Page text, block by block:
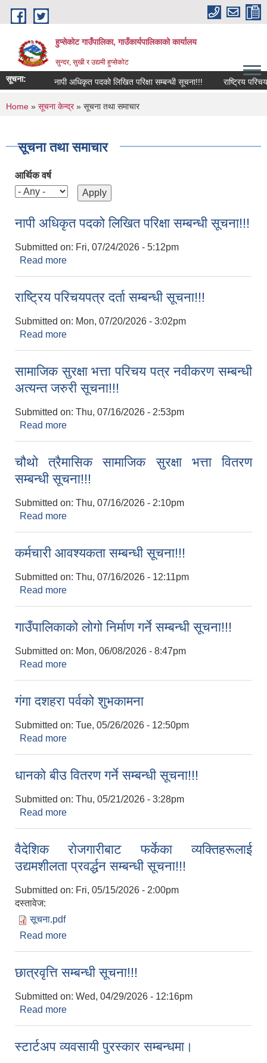
Skip to main content
हुप्सेकोट गाउँपालिका, गाउँकार्यपालिकाको कार्यालय
सुन्दर, सुखी र उद्यमी हुप्सेकोट
सूचना: नापी अधिकृत पदको लिखित परिक्षा सम्बन्धी सूचना!!! राष्‍ट्रिय परिचयपत्र
You are here
Home » सूचना केन्द्र» सूचना तथा समाचार
सूचना तथा समाचार
आर्थिक वर्ष
नापी अधिकृत पदको लिखित परिक्षा सम्बन्धी सूचना!!!
Submitted on: Fri, 07/24/2026 - 5:12pm
Read more
राष्‍ट्रिय परिचयपत्र दर्ता सम्बन्धी सूचना!!!
Submitted on: Mon, 07/20/2026 - 3:02pm
Read more
सामाजिक सुरक्षा भत्ता परिचय पत्र नवीकरण सम्बन्धी
अत्यन्त जरुरी सूचना!!!
Submitted on: Thu, 07/16/2026 - 2:53pm
Read more
चौथो त्रैमासिक सामाजिक सुरक्षा भत्ता वितरण
सम्बन्धी सूचना!!!
Submitted on: Thu, 07/16/2026 - 2:10pm
Read more
कर्मचारी आवश्‍यकता सम्बन्धी सूचना!!!
Submitted on: Thu, 07/16/2026 - 12:11pm
Read more
गाउँपालिकाको लोगो निर्माण गर्ने सम्बन्धी सूचना!!!
Submitted on: Mon, 06/08/2026 - 8:47pm
Read more
गंगा दशहरा पर्वको शुभकामना
Submitted on: Tue, 05/26/2026 - 12:50pm
Read more
धानको बीउ वितरण गर्ने सम्बन्धी सूचना!!!
Submitted on: Thu, 05/21/2026 - 3:28pm
Read more
वैदेशिक रोजगारीबाट फर्केका व्यक्तिहरूलाई
उद्यमशीलता प्रवर्द्धन सम्बन्धी सूचना!!!
Submitted on: Fri, 05/15/2026 - 2:00pm
दस्तावेज:
सूचना.pdf
Read more
छात्रवृत्ति सम्बन्धी सूचना!!!
Submitted on: Wed, 04/29/2026 - 12:16pm
Read more
स्टार्टअप व्यवसायी पुरस्कार सम्बन्धमा।